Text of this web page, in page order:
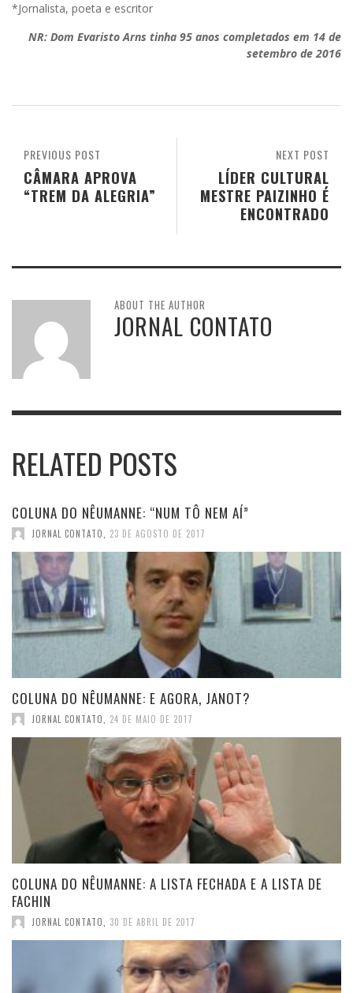
*Jornalista, poeta e escritor
NR: Dom Evaristo Arns tinha 95 anos completados em 14 de
setembro de 2016
NEXT POST
LÍDER CULTURAL
MESTRE PAIZINHO É
ENCONTRADO
PREVIOUS POST
CÂMARA APROVA
“TREM DA ALEGRIA”
ABOUT THE AUTHOR
JORNAL CONTATO
RELATED POSTS
COLUNA DO NÊUMANNE: “NUM TÔ NEM AÍ”
JORNAL CONTATO 23 DE AGOSTO DE 2017
COLUNA DO NÊUMANNE: E AGORA, JANOT?
JORNAL CONTATO 24 DE MAIO DE 2017
COLUNA DO NÊUMANNE: A LISTA FECHADA E A LISTA DE
FACHIN
JORNAL CONTATO 30 DE ABRIL DE 2017